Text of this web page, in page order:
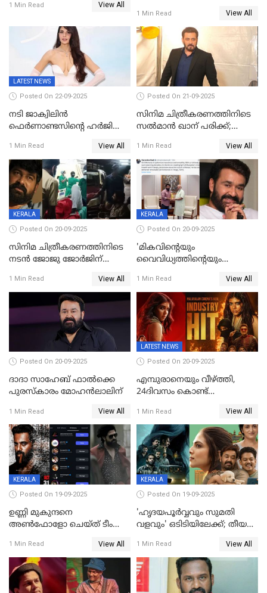
ഖാൻ
1 Min Read View All
1 Min Read View All
LATEST NEWS
Posted On 22-09-2025
നടി ജാക്വിലിന്‍
ഫെര്‍ണാണ്ടസിന്റെ ഹര്‍ജി
1 Min Read View All
Posted On 21-09-2025
സിനിമ ചിത്രീകരണത്തിനിടെ
സൽമാൻ ഖാന് പരിക്ക്;
മുംബൈയിലേക്ക് മടങ്ങി
1 Min Read View All
KERALA
Posted On 20-09-2025
സിനിമ ചിത്രീകരണത്തിനിടെ
നടൻ ജോജു ജോർജിന്
പറമ്പോലും ഈ സമയം
ജീപ്പിൽ
1 Min Read View All
KERALA
Posted On 20-09-2025
'മികവിന്റെയും
വൈവിധ്യത്തിന്റെയും
അഭിനന്ദിച്ച് പ്രധാനമന്ത്രി
1 Min Read View All
Posted On 20-09-2025
ദാദാ സാഹേബ് ഫാൽക്കെ
പുരസ്‌കാരം മോഹൻലാലിന്
1 Min Read View All
LATEST NEWS
Posted On 20-09-2025
എമ്പുരാനെയും വീഴ്ത്തി,
24ദിവസം കൊണ്ട്
ഇൻഡസ്ട്രി ഹിറ്റ്;
റെക്കോർഡുമായി ലോക
1 Min Read View All
KERALA
Posted On 19-09-2025
ഉണ്ണി മുകുന്ദനെ
അൺഫോളോ ചെയ്ത് ടീം
മാർക്കോയിൽ യാഷ്,
പൃഥ്വിരാജ്,
മമ്മുട്ടി,മോഹൻലാൽ..ചർച്ചകളുമായി
സൈബർലോകവും
1 Min Read View All
KERALA
Posted On 19-09-2025
'ഹൃദയപൂര്‍വ്വവും സുമതി
വളവും' ഒടിടിയിലേക്ക്; തീയതി
1 Min Read View All